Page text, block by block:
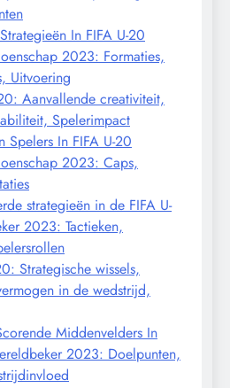
In FIFA U-20
2023: Formaties,
Uitvoering
Aanvallende creativiteit,
Spelerimpact
Spelers In FIFA U-20
2023: Caps,
strategieën in de FIFA U-
2023: Tactieken,
Strategische wissels,
in de wedstrijd,
Middenvelders In
2023: Doelpunten,